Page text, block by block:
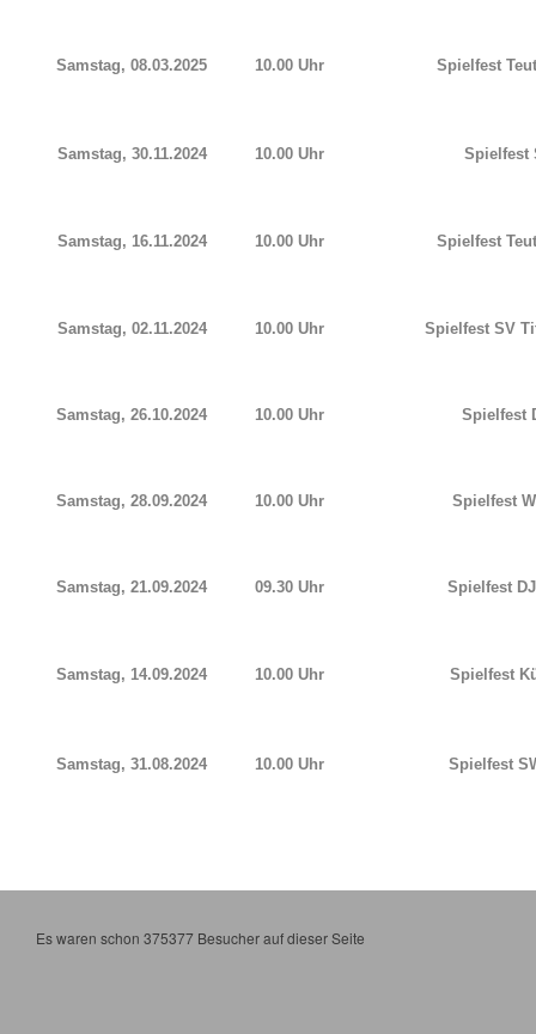
Samstag, 08.03.2025 10.00 Uhr Spielfest
Samstag, 30.11.2024 10.00 Uhr Spielfest
Samstag, 16.11.2024 10.00 Uhr Spielfest
Samstag, 02.11.2024 10.00 Uhr Spielfest SV
Samstag, 26.10.2024 10.00 Uhr Spielfest
Samstag, 28.09.2024 10.00 Uhr Spielfest
Samstag, 21.09.2024 09.30 Uhr Spielfest
Samstag, 14.09.2024 10.00 Uhr Spielfest
Samstag, 31.08.2024 10.00 Uhr Spielfest
Es waren schon 375377 Besucher auf dieser Seite